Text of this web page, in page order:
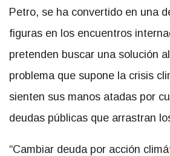
Petro, se ha convertido en una
figuras en los encuentros
pretenden buscar una solución
problema que supone la crisis
sienten sus manos atadas por
deudas públicas que arrastran
“Cambiar deuda por acción